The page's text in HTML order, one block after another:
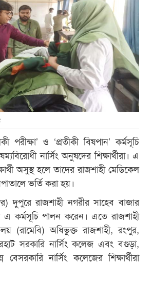
পরীক্ষা’ ও ‘প্রতীকী বিষপান’ কর্মসূচি
নার্সিং অনুষদের শিক্ষার্থীরা। এ
অসুস্থ হলে তাদের রাজশাহী মেডিকেল
ভর্তি করা হয়।
দুপুরে রাজশাহী নগরীর সাহেব বাজার
এ কর্মসূচি পালন করেন। এতে রাজশাহী
(রামেবি) অধিভুক্ত রাজশাহী, রংপুর,
সরকারি নার্সিং কলেজ এবং বগুড়া,
বেসরকারি নার্সিং কলেজের শিক্ষার্থীরা